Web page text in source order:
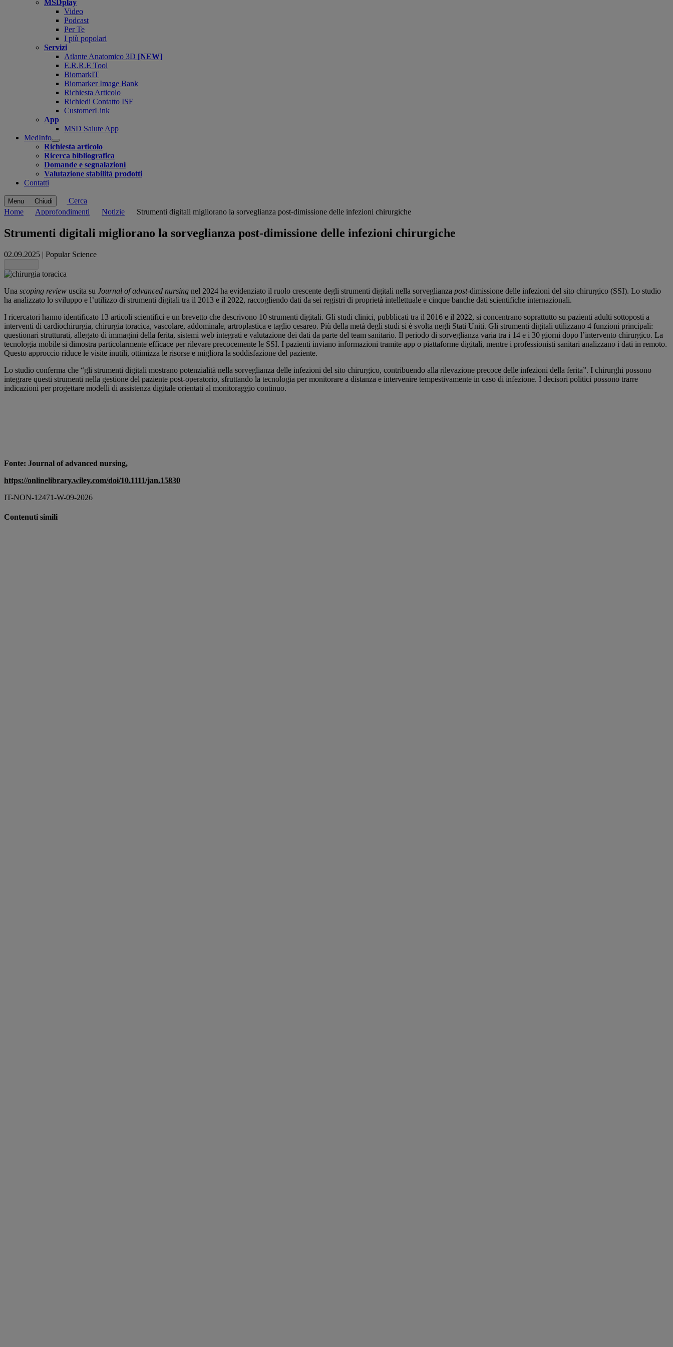
MSDplay
Video
Podcast
Per Te
I più popolari
Servizi
Atlante Anatomico 3D [NEW]
E.R.R.E Tool
BiomarkIT
Biomarker Image Bank
Richiesta Articolo
Richiedi Contatto ISF
CustomerLink
App
MSD Salute App
MedInfo
Open
submenu
Richiesta articolo
Ricerca bibliografica
Domande e segnalazioni
Valutazione stabilità prodotti
Contatti
Menu Chiudi
Cerca
Home
Approfondimenti Notizie Strumenti digitali migliorano la sorveglianza post-dimissione delle infezioni chirurgiche
Strumenti digitali migliorano la sorveglianza post-dimissione delle infezioni chirurgiche
02.09.2025 | Popular Science
Una scoping review uscita su Journal of advanced nursing nel 2024 ha evidenziato il ruolo crescente degli strumenti digitali nella sorveglianza post-dimissione delle infezioni del sito chirurgico (SSI). Lo studio
ha analizzato lo sviluppo e l’utilizzo di strumenti digitali tra il 2013 e il 2022, raccogliendo dati da sei registri di proprietà intellettuale e cinque banche dati scientifiche internazionali.
I ricercatori hanno identificato 13 articoli scientifici e un brevetto che descrivono 10 strumenti digitali. Gli studi clinici, pubblicati tra il 2016 e il 2022, si concentrano soprattutto su pazienti adulti sottoposti a
interventi di cardiochirurgia, chirurgia toracica, vascolare, addominale, artroplastica e taglio cesareo. Più della metà degli studi si è svolta negli Stati Uniti. Gli strumenti digitali utilizzano 4 funzioni principali:
questionari strutturati, allegato di immagini della ferita, sistemi web integrati e valutazione dei dati da parte del team sanitario. Il periodo di sorveglianza varia tra i 14 e i 30 giorni dopo l’intervento chirurgico. La
tecnologia mobile si dimostra particolarmente efficace per rilevare precocemente le SSI. I pazienti inviano informazioni tramite app o piattaforme digitali, mentre i professionisti sanitari analizzano i dati in remoto.
Questo approccio riduce le visite inutili, ottimizza le risorse e migliora la soddisfazione del paziente.
Lo studio conferma che “gli strumenti digitali mostrano potenzialità nella sorveglianza delle infezioni del sito chirurgico, contribuendo alla rilevazione precoce delle infezioni della ferita”. I chirurghi possono
integrare questi strumenti nella gestione del paziente post-operatorio, sfruttando la tecnologia per monitorare a distanza e intervenire tempestivamente in caso di infezione. I decisori politici possono trarre
indicazioni per progettare modelli di assistenza digitale orientati al monitoraggio continuo.
Fonte: Journal of advanced nursing,
https://onlinelibrary.wiley.com/doi/10.1111/jan.15830
IT-NON-12471-W-09-2026
Contenuti simili